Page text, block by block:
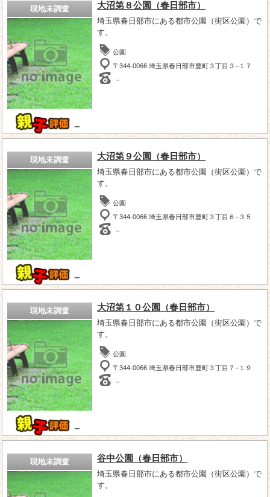
現地未調査
－
大沼第８公園（春日部市）
埼玉県春日部市にある都市公園（街区公園）で
す。
公園
〒344-0066 埼玉県春日部市豊町３丁目３−１７
－
現地未調査
－
大沼第９公園（春日部市）
埼玉県春日部市にある都市公園（街区公園）で
す。
公園
〒344-0066 埼玉県春日部市豊町３丁目６−３５
－
現地未調査
－
大沼第１０公園（春日部市）
埼玉県春日部市にある都市公園（街区公園）で
す。
公園
〒344-0066 埼玉県春日部市豊町３丁目７−１９
－
現地未調査 谷中公園（春日部市）
埼玉県春日部市にある都市公園（街区公園）で
す。